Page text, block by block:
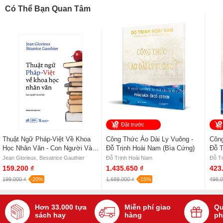
Có Thể Bạn Quan Tâm
Thuật Ngữ Pháp-Việt Về Khoa
Học Nhân Văn - Con Người Và
Xã Hội - Jean Glorieux,
Besatrice Gauthier
Jean Glorieux, Besatrice Gauthier
159.200 ₫
199.000 ₫ -20%
Đặt trước
Công Thức Áo Dài Ly Vuông -
Đỗ Trịnh Hoài Nam (Bìa Cứng)
Đỗ Trịnh Hoài Nam
1.435.650 ₫
1.689.000 ₫ -15%
Đỗ
Đỗ
Hơn 33.000 tựa
sách hay
Miễn phí giao
hàng